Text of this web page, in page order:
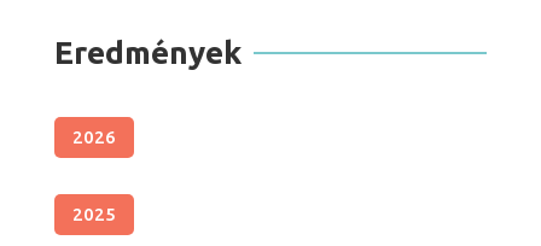
Eredmények
2026
2025